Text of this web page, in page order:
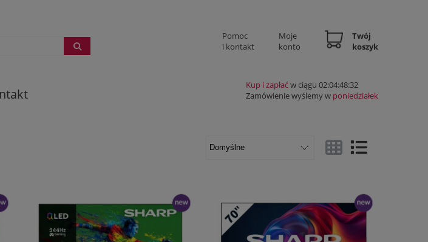
Pomoc
i kontakt
Moje
konto
Twój
koszyk
Kup i zapłaćw ciągu 02:04:48:31
Zamówienie wyślemy w poniedziałek
Widok ze zdjęciem
Widok pełny
nowość nowość